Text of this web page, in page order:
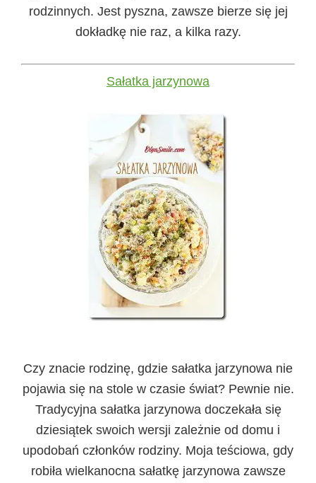
rodzinnych. Jest pyszna, zawsze bierze się jej
dokładkę nie raz, a kilka razy.
Sałatka jarzynowa
Czy znacie rodzinę, gdzie sałatka jarzynowa nie
pojawia się na stole w czasie świat? Pewnie nie.
Tradycyjna sałatka jarzynowa doczekała się
dziesiątek swoich wersji zależnie od domu i
upodobań członków rodziny. Moja teściowa, gdy
robiła wielkanocna sałatkę jarzynowa zawsze